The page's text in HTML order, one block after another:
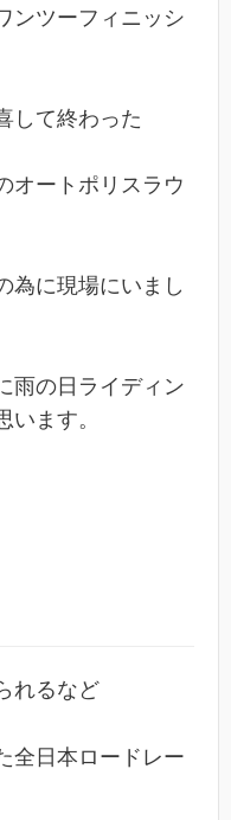
ンツーフィニッシ
して終わった
オートポリスラウ
為に現場にいまし
雨の日ライディン
います。
れるなど
全日本ロードレー